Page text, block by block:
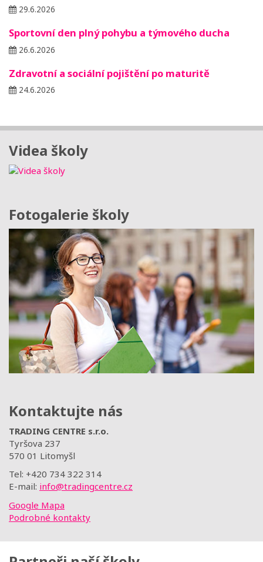
29.6.2026
Sportovní den plný pohybu a týmového ducha
26.6.2026
Zdravotní a sociální pojištění po maturitě
24.6.2026
Videa školy
Fotogalerie školy
Kontaktujte nás
TRADING CENTRE s.r.o.
Tyršova 237
570 01 Litomyšl
Tel: +420 734 322 314
E-mail: info@tradingcentre.cz
Google Mapa
Podrobné kontakty